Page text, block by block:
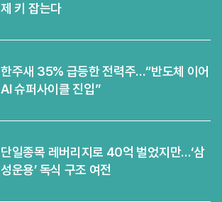
제 키 잡는다
한주새 35% 급등한 전력주…“반도체 이어
AI 슈퍼사이클 진입”
단일종목 레버리지로 40억 벌었지만…‘삼
성운용’ 독식 구조 여전